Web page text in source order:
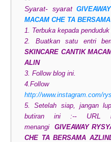
Syarat- syarat
MACAM CHE TA
1. Terbuka kepada penduduk
2. Buatkan satu entri
SKINCARE CANTIK
ALIN
3. Follow blog ini.
4.Follow
http://www.instagram.com/
5. Setelah siap, jangan
butiran ini :-- URL
menangi GIVEAWAY
CHE TA BERSAMA